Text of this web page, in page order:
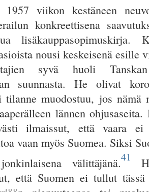
1957 viikon kestäneen
konkreettisena
lisäkauppasopimuskirja.
nousi keskeisenä esille
syvä huoli
suunnasta. He olivat
tilanne muodostuu, jos nämä
lännen
ilmaissut, että vaara
vaan myös Suomea. Siksi
välittäjänä.41
että Suomen ei tullut tässä